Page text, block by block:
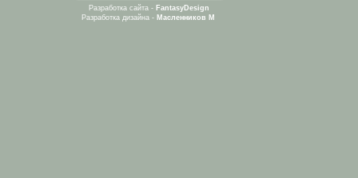
Разработка сайта - FantasyDesign
Разработка дизайна - Масленников М